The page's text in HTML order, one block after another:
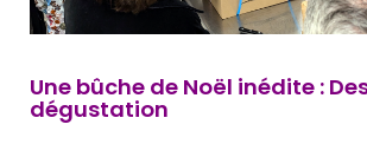
Une bûche de Noël inédite :
dégustation